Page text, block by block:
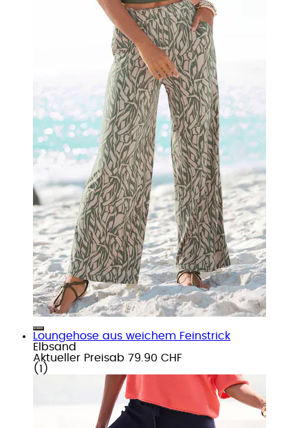
Loungehose aus weichem Feinstrick
Elbsand
Aktueller Preisab 79.90 CHF
( 1 )